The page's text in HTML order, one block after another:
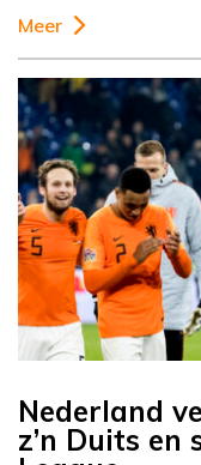
Meer
Nederland
z’n Duits en